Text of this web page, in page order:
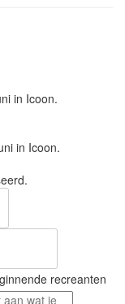
in Icoon.
in Icoon.
recreanten